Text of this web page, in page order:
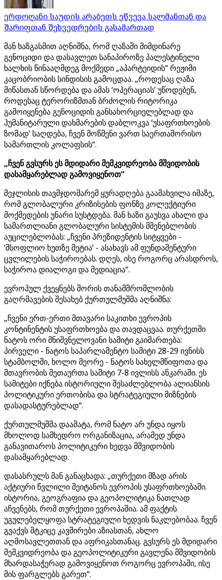
ერდოღანი საუდის არაბეთს ეწვევა სალმანთან და
შარიფთან შეხვედრების გასამართად
მან ხაზგასმით აღნიშნა, რომ ღაზაში მიმდინარე
გენოციდი და დასავლეთ სანაპიროზე პალესტინელი
ხალხის წინააღმდეგ მოქმედი „აპარტეიდის“ რეჟიმი
კაცობრიობის სინდისის გამოცდაა. „როდესაც ღაზა
მიწასთან სწორდება და ამას ‘ოპერაციას’ უწოდებენ,
როდესაც ტერორიზმთან ბრძოლის რიტორიკა
გამოიყენება გენოციდის განსახორციელებლად და
ჰუმანიტარული დახმარების დაბლოკვა ‘უსაფრთხოების
ზომად’ საღდება, ჩვენ მოწმენი ვართ საერთაშორისო
სამართლის კოლაფსის“.
„ჩვენ გვსურს ეს მდიდარი მემკვიდრეობა მშვიდობის
დასამყარებლად გამოვიყენოთ“
მეჯლისის თავმჯდომარემ ყურადღება გაამახვილა იმაზე,
რომ გლობალური კრიზისების ფონზე კოლექტიური
მოქმედების უნარი სუსტდება. მან ხაზი გაუსვა ახალი და
სამართლიანი გლობალური სისტემის მშენებლობის
აუცილებლობას: „ჩვენი პრეზიდენტის სიტყვები -
‘მსოფლიო ხუთზე მეტია’ - ასახავს ამ ფუნდამენტური
ცვლილების საჭიროებას. დღეს, ისე როგორც არასდროს,
საჭიროა დიალოგი და მედიაცია“.
ევროპულ ქვეყნებს შორის თანამშრომლობის
გაღრმავების შესახებ ქურთულმუშმა აღნიშნა:
„ჩვენი ერთ-ერთი მთავარი საკითხი ევროპის
კონტინენტის უსაფრთხოება და თავდაცვაა. თურქეთში
ნატოს ორი მნიშვნელოვანი სამიტი გაიმართება:
პირველი - ნატოს საპარლამენტო სამიტი 28-29 ივნისს
სტამბოლში, ხოლო მეორე - ნატოს სახელმწიფოთა და
მთავრობის მეთაურთა სამიტი 7-8 ივლისს ანკარაში. ეს
სამიტები იქნება ისტორიული შესაძლებლობა ალიანსის
პოლიტიკური ერთობისა და სტრატეგიული მიზნების
დასადასტურებლად“.
ქურთულმუშმა დაამატა, რომ ნატო არ უნდა იყოს
მხოლოდ სამხედრო ორგანიზაცია, არამედ უნდა
განავითაროს პოლიტიკური ხედვა მშვიდობის
დასამყარებლად.
დასასრულს მან განაცხადა: „თურქეთი მზად არის
აქტიური წვლილი შეიტანოს ევროპის უსაფრთხოებაში.
ისტორია, გეოგრაფია და გეოპოლიტიკა ნათლად
აჩვენებს, რომ თურქეთი ევროპაშია. ამ ფაქტის
უგულებელყოფა სტრატეგიული ხედვის ნაკლებობაა. ჩვენ
გვაქვს მტკიცე კავშირები აზიასთან, ახლო
აღმოსავლეთთან და აფრიკასთანაც. გვსურს ეს მდიდარი
მემკვიდრეობა და გეოპოლიტიკური გავლენა მშვიდობის
მხარდასაჭერად გამოვიყენოთ როგორც ევროპაში, ისე
მის ფარგლებს გარეთ“.